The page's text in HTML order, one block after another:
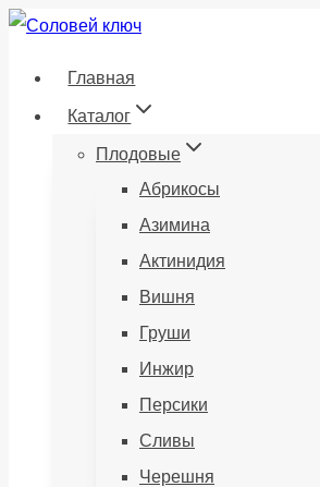
Перейти
Главная
Каталог
Плодовые
Абрикосы
Азимина
Актинидия
Вишня
Груши
Инжир
Персики
Сливы
Черешня